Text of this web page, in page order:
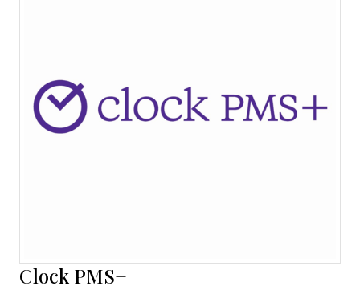
Clock PMS+